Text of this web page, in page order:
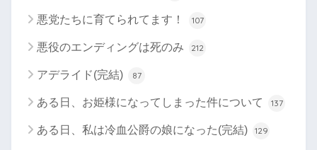
悪党たちに育てられてます！ 107
悪役のエンディングは死のみ 212
アデライド(完結) 87
ある日、お姫様になってしまった件について 137
ある日、私は冷血公爵の娘になった(完結) 129